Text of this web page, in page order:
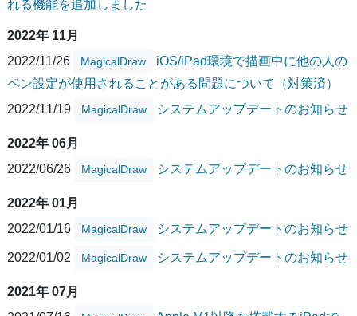
れる機能を追加しました
2022年 11月
2022/11/26
MagicalDraw
iOS/iPad環境で描画中に他の人の
ペン設定が使用されることがある問題について（対策済）
2022/11/19
MagicalDraw システムアップデートのお知らせ
2022年 06月
2022/06/26
MagicalDraw システムアップデートのお知らせ
2022年 01月
2022/01/16
MagicalDraw システムアップデートのお知らせ
2022/01/02 MagicalDraw システムアップデートのお知らせ
2021年 07月